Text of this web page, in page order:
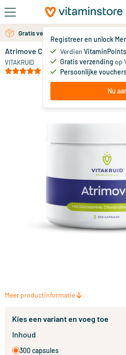
Ga naar de hoofdinhoud
Registreer en unlock
Verdien VitaminPoints
Gratis verzending op
Persoonlijke
Nu
Gratis verzending vanaf 25 euro
Gratis persoonlijk advies via chat of
Atrimove Capsules
VITAKRUID
Meer productinformatie
Kies een variant en voeg toe
Inhoud
300 capsules